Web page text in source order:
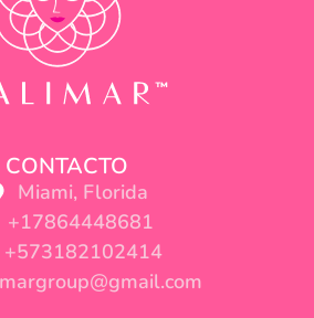
CONTACTO
Miami, Florida
+17864448681
+573182102414